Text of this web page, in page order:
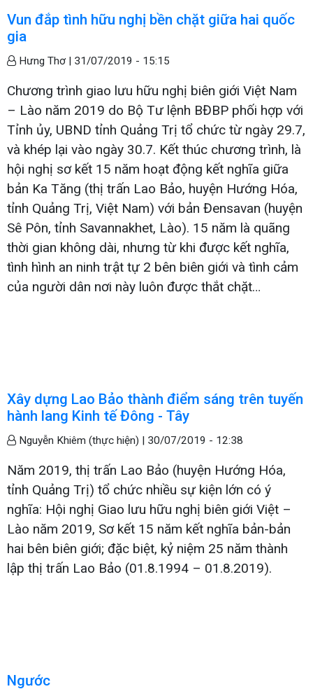
Vun đắp tình hữu nghị bền chặt giữa hai quốc
gia
Hưng Thơ | 31/07/2019 - 15:15
Chương trình giao lưu hữu nghị biên giới Việt Nam
– Lào năm 2019 do Bộ Tư lệnh BĐBP phối hợp với
Tỉnh ủy, UBND tỉnh Quảng Trị tổ chức từ ngày 29.7,
và khép lại vào ngày 30.7. Kết thúc chương trình, là
hội nghị sơ kết 15 năm hoạt động kết nghĩa giữa
bản Ka Tăng (thị trấn Lao Bảo, huyện Hướng Hóa,
tỉnh Quảng Trị, Việt Nam) với bản Đensavan (huyện
Sê Pôn, tỉnh Savannakhet, Lào). 15 năm là quãng
thời gian không dài, nhưng từ khi được kết nghĩa,
tình hình an ninh trật tự 2 bên biên giới và tình cảm
của người dân nơi này luôn được thắt chặt…
Xây dựng Lao Bảo thành điểm sáng trên tuyến
hành lang Kinh tế Đông - Tây
Nguyễn Khiêm (thực hiện) | 30/07/2019 - 12:38
Năm 2019, thị trấn Lao Bảo (huyện Hướng Hóa,
tỉnh Quảng Trị) tổ chức nhiều sự kiện lớn có ý
nghĩa: Hội nghị Giao lưu hữu nghị biên giới Việt –
Lào năm 2019, Sơ kết 15 năm kết nghĩa bản-bản
hai bên biên giới; đặc biệt, kỷ niệm 25 năm thành
lập thị trấn Lao Bảo (01.8.1994 – 01.8.2019).
Ngước